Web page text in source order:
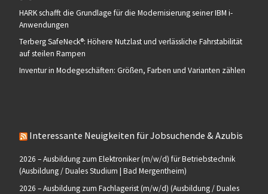
HARK schafft die Grundlage für die Modernisierung seiner IBM i-
Anwendungen
Terberg SafeNeck®: Höhere Nutzlast und verlässliche Fahrstabilität
auf steilen Rampen
Inventur in Modegeschäften: Größen, Farben und Varianten zählen
Interessante Neuigkeiten für Jobsuchende & Azubis
2026 – Ausbildung zum Elektroniker (m/w/d) für Betriebstechnik
(Ausbildung / Duales Studium | Bad Mergentheim)
2026 – Ausbildung zum Fachlagerist (m/w/d) (Ausbildung / Duales